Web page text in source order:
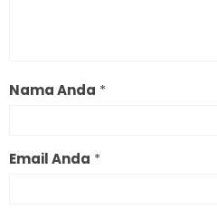
Nama Anda *
Email Anda *